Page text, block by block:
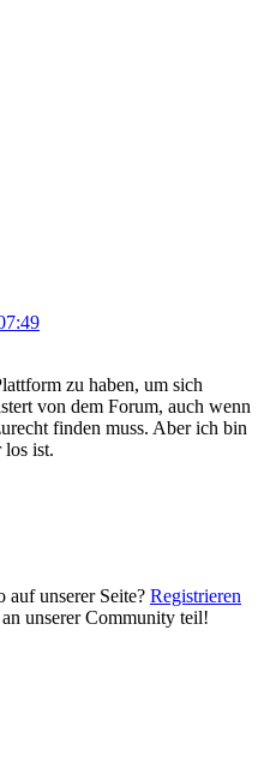
zu haben, um sich
von dem Forum, auch wenn
finden muss. Aber ich bin
los ist.
auf unserer Seite? Registrieren
unserer Community teil!